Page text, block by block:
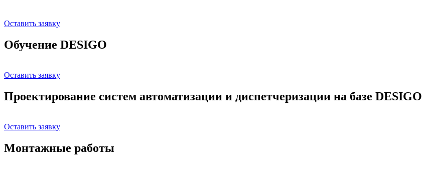
Оставить заявку
Обучение DESIGO
Оставить заявку
Проектирование систем автоматизации и диспетчеризации на базе DESIGO
Оставить заявку
Монтажные работы